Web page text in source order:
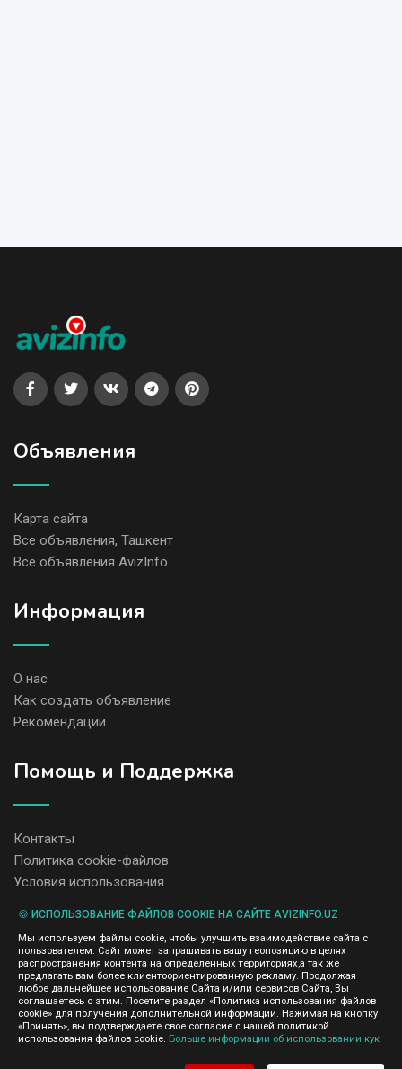
Объявления
Карта сайта
Все объявления, Ташкент
Все объявления AvizInfo
Информация
О нас
Как создать объявление
Рекомендации
Помощь и Поддержка
Контакты
Политика cookie-файлов
Условия использования
содержание размещенных объявлений.
Мы ценим конфиденциальность наших пользователей. Мы не
передаем и не продаем личную информацию зарегистрированных
пользователей AvizInfo.uz третьим лицам. Мы не отвечаем за
правила конфиденциальности сайтов на которые ссылается
AvizInfo.uz. На некоторых страницах нашего сайта представлена
реклама Google Adsense Advertising Network. Чтобы узнать
подробней о правилах конфиденциальности Googleнажмите тут
🍪 ИСПОЛЬЗОВАНИЕ ФАЙЛОВ COOKIE НА САЙТЕ AVIZINFO.UZ
Мы используем файлы cookie, чтобы улучшить взаимодействие сайта с
пользователем. Сайт может запрашивать вашу геопозицию в целях
распространения контента на определенных территориях,а так же
предлагать вам более клиентоориентированную рекламу. Продолжая
любое дальнейшее использование Сайта и/или сервисов Сайта, Вы
соглашаетесь с этим. Посетите раздел «Политика использования файлов
cookie» для получения дополнительной информации. Нажимая на кнопку
«Принять», вы подтверждаете свое согласие с нашей политикой
использования файлов cookie. Больше информации об использовании кук